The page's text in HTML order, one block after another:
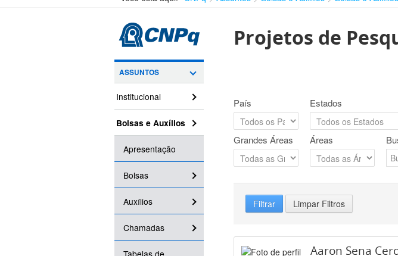
ASSUNTOS
Institucional
Bolsas e Auxílios
Apresentação
Bolsas
Auxílios
Chamadas
Projetos de
País Estados
Grandes Áreas Áreas
Filtrar Limpar Filtros
Aaron Sena